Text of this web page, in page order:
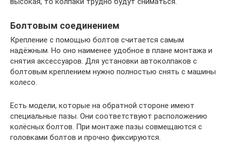
Болтовым соединением
Крепление с помощью болтов считается самым
надёжным. Но оно наименее удобное в плане монтажа и
снятия аксессуаров. Для установки автоколпаков с
болтовым креплением нужно полностью снять с машины
колесо.
Есть модели, которые на обратной стороне имеют
специальные пазы. Они соответствуют расположению
колёсных болтов. При монтаже пазы совмещаются с
головками болтов и прочно фиксируются.